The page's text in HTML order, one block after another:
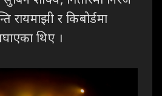
रायमाझी र किबोर्डमा
थिए ।